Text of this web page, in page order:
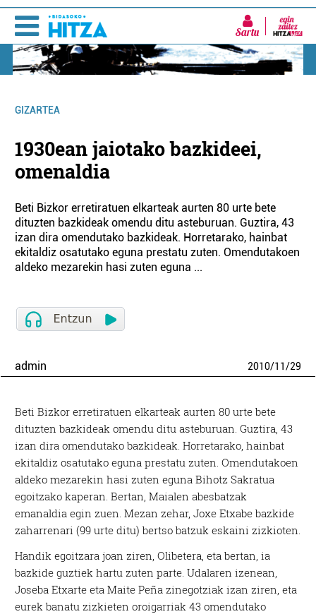
Sartu
GIZARTEA
1930ean jaiotako bazkideei,
omenaldia
Beti Bizkor erretiratuen elkarteak aurten 80 urte bete
dituzten bazkideak omendu ditu asteburuan. Guztira, 43
izan dira omendutako bazkideak. Horretarako, hainbat
ekitaldiz osatutako eguna prestatu zuten. Omendutakoen
aldeko mezarekin hasi zuten eguna ...
admin 2010/11/29
Beti Bizkor erretiratuen elkarteak aurten 80 urte bete
dituzten bazkideak omendu ditu asteburuan. Guztira, 43
izan dira omendutako bazkideak. Horretarako, hainbat
ekitaldiz osatutako eguna prestatu zuten. Omendutakoen
aldeko mezarekin hasi zuten eguna Bihotz Sakratua
egoitzako kaperan. Bertan, Maialen abesbatzak
emanaldia egin zuen. Mezan zehar, Joxe Etxabe bazkide
zaharrenari (99 urte ditu) bertso batzuk eskaini zizkioten.
Handik egoitzara joan ziren, Olibetera, eta bertan, ia
bazkide guztiek hartu zuten parte. Udalaren izenean,
Joseba Etxarte eta Maite Peña zinegotziak izan ziren, eta
eurek banatu zizkieten oroigarriak 43 omendutako